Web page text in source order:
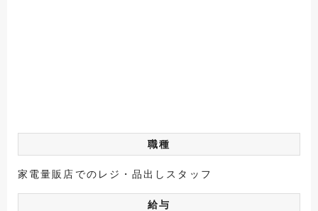
職種
家電量販店でのレジ・品出しスタッフ
給与